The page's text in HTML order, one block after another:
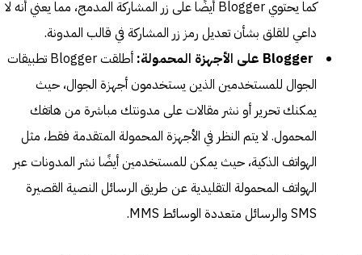
كما يحتوي Blogger أيضًا على زر المشاركة المدمج، مما يعني أنه لا
داعي للقلق بشأن تعديل رمز زر المشاركة في قالب المدونة.
أطلقت Blogger تطبيقات
الجوال للمستخدمين الذين يستخدمون أجهزة الجوال، حيث
يمكنك تحرير أو نشر مقالات على مدونتك مباشرة من هاتفك
المحمول. لا يتم النظر في الأجهزة المحمولة المتقدمة فقط، مثل
الهواتف الذكية، حيث يمكن للمستخدمين أيضًا نشر المدونات عبر
الهواتف المحمولة التقليدية عن طريق الرسائل النصية القصيرة
SMS والرسائل متعددة الوسائط MMS.